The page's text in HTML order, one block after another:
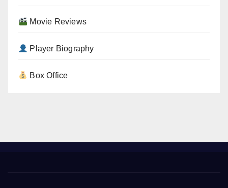
Movie Reviews
Player Biography
Box Office